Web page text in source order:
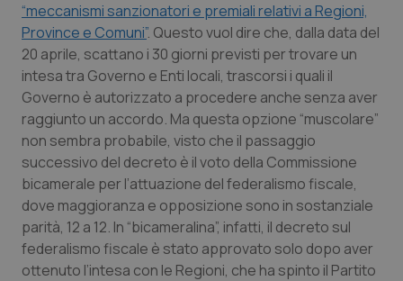
Calabria
Campania
Emilia-Romagna
Friuli Venezia Giulia
Lazio
Liguria
Asma & BPCO
Car-T
Colesterolo & coronaropatie
Dermatite Atopica
Diabete & glucometri
Disturbi dell’umore
“meccanismi sanzionatori e premiali relativi a Regioni,
Province e Comuni”. Questo vuol dire che, dalla data del
20 aprile, scattano i 30 giorni previsti per trovare un
intesa tra Governo e Enti locali, trascorsi i quali il
Governo è autorizzato a procedere anche senza aver
raggiunto un accordo. Ma questa opzione “muscolare”
non sembra probabile, visto che il passaggio
successivo del decreto è il voto della Commissione
bicamerale per l’attuazione del federalismo fiscale,
dove maggioranza e opposizione sono in sostanziale
parità, 12 a 12. In “bicameralina”, infatti, il decreto sul
federalismo fiscale è stato approvato solo dopo aver
ottenuto l’intesa con le Regioni, che ha spinto il Partito